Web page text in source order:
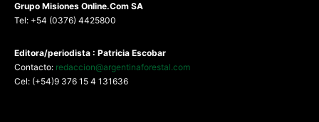
Grupo Misiones Online.Com SA
Tel: +54 (0376) 4425800
Editora/periodista : Patricia Escobar
Contacto: redaccion@argentinaforestal.com
Cel: (+54)9 376 15 4 131636